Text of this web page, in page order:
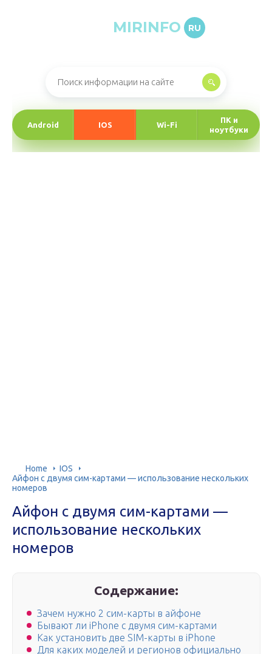
MIRINFO RU
Android IOS Wi-Fi
ПК и
ноутбуки
Home
IOS
Айфон с двумя сим-картами — использование нескольких
номеров
Айфон с двумя сим-картами —
использование нескольких
номеров
Содержание:
Зачем нужно 2 сим-карты в айфоне
Бывают ли iPhone с двумя сим-картами
Как установить две SIM-карты в iPhone
Для каких моделей и регионов официально